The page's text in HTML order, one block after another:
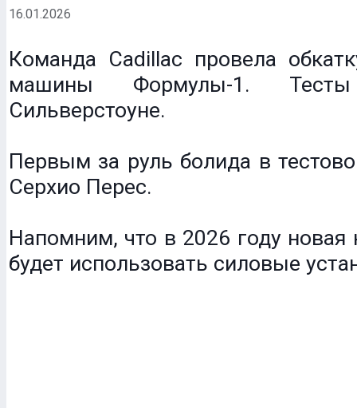
16.01.2026
Команда Cadillac провела
машины Формулы-1.
Сильверстоуне.
Первым за руль болида в
Серхио Перес.
Напомним, что в 2026 году новая
будет использовать силовые